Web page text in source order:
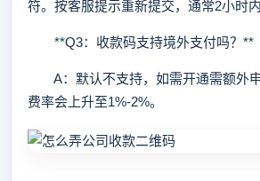
符。按客服提示重新提交，通常2小时
**Q3：收款码支持境外支付吗？**
A：默认不支持，如需开通需额外申
费率会上升至1%-2%。